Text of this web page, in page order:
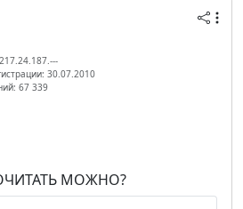
30.07.2010
67 339
МОЖНО?